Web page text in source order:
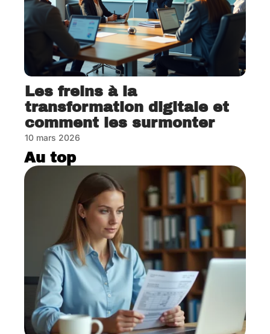
Les freins à la
transformation digitale et
comment les surmonter
10 mars 2026
Au top